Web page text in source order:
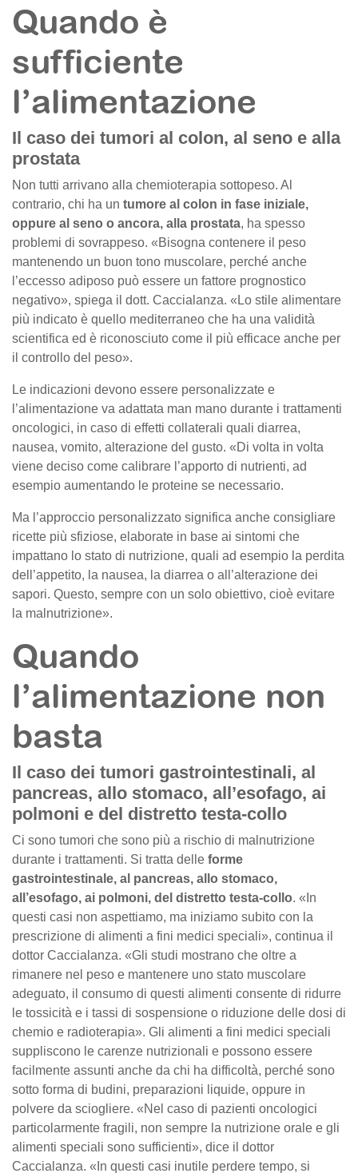
Quando è
sufficiente
l’alimentazione
Il caso dei tumori al colon, al seno e alla
prostata
Non tutti arrivano alla chemioterapia sottopeso. Al
contrario, chi ha un tumore al colon in fase iniziale,
oppure al seno o ancora, alla prostata, ha spesso
problemi di sovrappeso. «Bisogna contenere il peso
mantenendo un buon tono muscolare, perché anche
l’eccesso adiposo può essere un fattore prognostico
negativo», spiega il dott. Caccialanza. «Lo stile alimentare
più indicato è quello mediterraneo che ha una validità
scientifica ed è riconosciuto come il più efficace anche per
il controllo del peso».
Le indicazioni devono essere personalizzate e
l’alimentazione va adattata man mano durante i trattamenti
oncologici, in caso di effetti collaterali quali diarrea,
nausea, vomito, alterazione del gusto. «Di volta in volta
viene deciso come calibrare l’apporto di nutrienti, ad
esempio aumentando le proteine se necessario.
Ma l’approccio personalizzato significa anche consigliare
ricette più sfiziose, elaborate in base ai sintomi che
impattano lo stato di nutrizione, quali ad esempio la perdita
dell’appetito, la nausea, la diarrea o all’alterazione dei
sapori. Questo, sempre con un solo obiettivo, cioè evitare
la malnutrizione».
Quando
l’alimentazione non
basta
Il caso dei tumori gastrointestinali, al
pancreas, allo stomaco, all’esofago, ai
polmoni e del distretto testa-collo
Ci sono tumori che sono più a rischio di malnutrizione
durante i trattamenti. Si tratta delle forme
gastrointestinale, al pancreas, allo stomaco,
all’esofago, ai polmoni, del distretto testa-collo. «In
questi casi non aspettiamo, ma iniziamo subito con la
prescrizione di alimenti a fini medici speciali», continua il
dottor Caccialanza. «Gli studi mostrano che oltre a
rimanere nel peso e mantenere uno stato muscolare
adeguato, il consumo di questi alimenti consente di ridurre
le tossicità e i tassi di sospensione o riduzione delle dosi di
chemio e radioterapia». Gli alimenti a fini medici speciali
suppliscono le carenze nutrizionali e possono essere
facilmente assunti anche da chi ha difficoltà, perché sono
sotto forma di budini, preparazioni liquide, oppure in
polvere da sciogliere. «Nel caso di pazienti oncologici
particolarmente fragili, non sempre la nutrizione orale e gli
alimenti speciali sono sufficienti», dice il dottor
Caccialanza. «In questi casi inutile perdere tempo, si